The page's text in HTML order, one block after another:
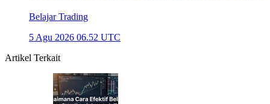
Belajar Trading
5 Agu 2026 06.52 UTC
Artikel Terkait